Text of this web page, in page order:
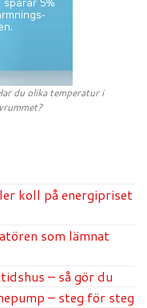
du olika temperatur i
koll på energipriset
som lämnat
– så gör du
– steg för steg